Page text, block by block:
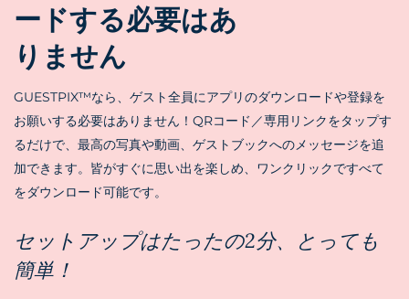
ードする必要はあ
りません
GUESTPIX™なら、ゲスト全員にアプリのダウンロードや登録を
お願いする必要はありません！QRコード／専用リンクをタップす
るだけで、最高の写真や動画、ゲストブックへのメッセージを追
加できます。皆がすぐに思い出を楽しめ、ワンクリックですべて
をダウンロード可能です。
セットアップはたったの2分、とっても
簡単！